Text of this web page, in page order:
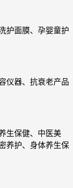
护面膜、孕婴童护
仪器、抗衰老产品
生保健、中医美
养护、身体养生保